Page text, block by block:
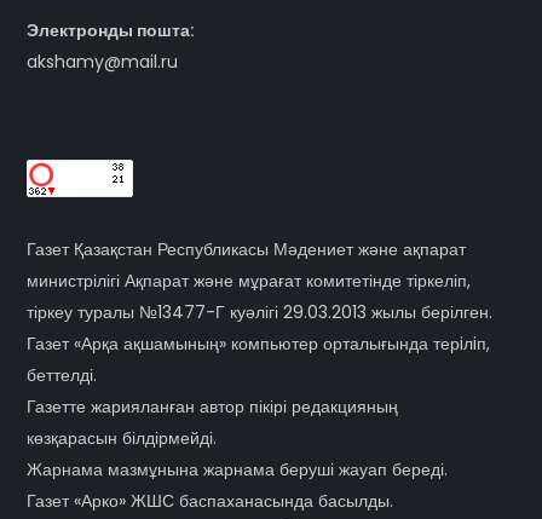
Электронды пошта:
akshamy@mail.ru
Газет Қазақстан Республикасы Мәдениет және ақпарат
министрілігі Ақпарат және мұрағат комитетінде тіркеліп,
тіркеу туралы №13477-Г куәлігі 29.03.2013 жылы берілген.
Газет «Арқа ақшамының» компьютер орталығында терiлiп,
беттелді.
Газетте жарияланған автор пікірі редакцияның
көзқарасын білдірмейді.
Жарнама мазмұнына жарнама беруші жауап береді.
Газет «Арко» ЖШС баспаханасында басылды.